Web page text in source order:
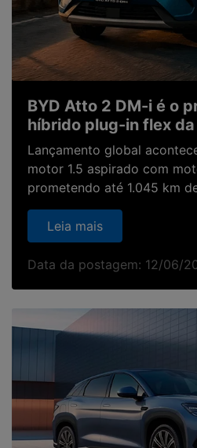
BYD Atto 2 DM-i é o
híbrido plug-in flex
Lançamento global
motor 1.5 aspirado com
prometendo até 1.045 km
Leia mais
Data da postagem: 12/06/